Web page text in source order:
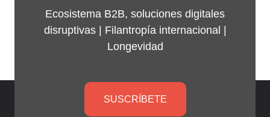
Ecosistema B2B, soluciones digitales
disruptivas | Filantropía internacional
Longevidad
SUSCRÍBETE